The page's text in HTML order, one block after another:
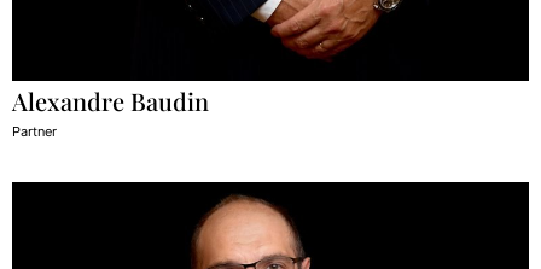
Alexandre Baudin
Partner